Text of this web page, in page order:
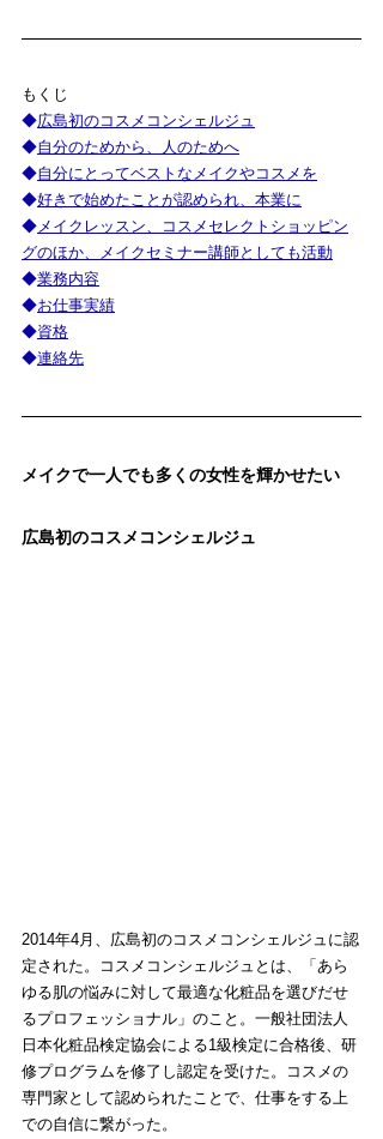
もくじ
◆広島初のコスメコンシェルジュ
◆自分のためから、人のためへ
◆自分にとってベストなメイクやコスメを
◆好きで始めたことが認められ、本業に
◆ メイクレッスン、コスメセレクトショッピン
グのほか、メイクセミナー講師としても活動
◆業務内容
◆お仕事実績
◆資格
◆連絡先
メイクで一人でも多くの女性を輝かせたい
広島初のコスメコンシェルジュ
2014年4月、広島初のコスメコンシェルジュに認
定された。コスメコンシェルジュとは、「あら
ゆる肌の悩みに対して最適な化粧品を選びだせ
るプロフェッショナル」のこと。一般社団法人
日本化粧品検定協会による1級検定に合格後、研
修プログラムを修了し認定を受けた。コスメの
専門家として認められたことで、仕事をする上
での自信に繋がった。